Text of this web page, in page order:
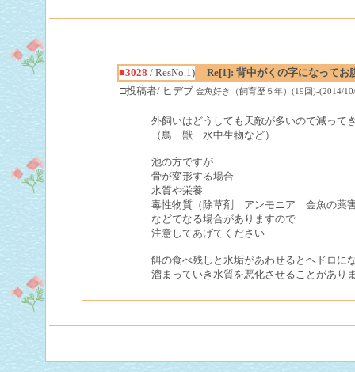
■3028 / ResNo.1)
Re[1]: 背中がくの字になってお
□投稿者/ ヒデブ 金魚好き（飼育歴５年）(19回)-(2014/
外飼いはどうしても天敵が多いので減って
（鳥 獣 水中生物など）
池の方ですが
骨が変形する場合
水質や栄養
毒性物質（除草剤 アンモニア 金魚の薬
などでなる場合がありますので
注意してあげてください
餌の食べ残しと水垢があわせるとヘドロに
溜まっていき水質を悪化させることがあり